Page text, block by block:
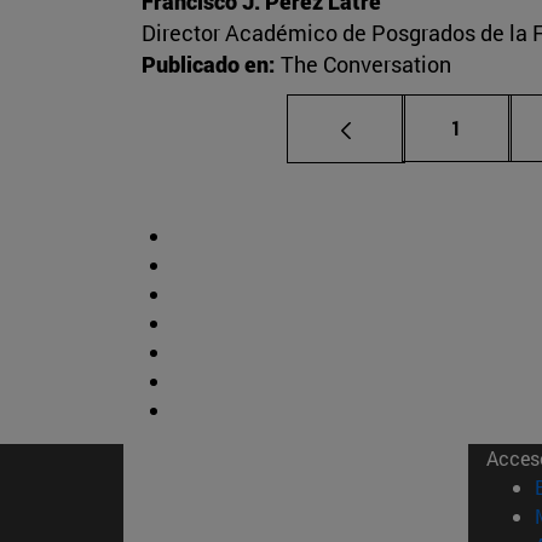
Director Académico de Posgrados de la
Publicado en: The Conversation
Página
1